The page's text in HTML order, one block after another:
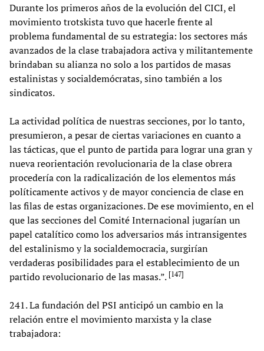
Durante los primeros años de la evolución del CICI, el
movimiento trotskista tuvo que hacerle frente al
problema fundamental de su estrategia: los sectores más
avanzados de la clase trabajadora activa y militantemente
brindaban su alianza no solo a los partidos de masas
estalinistas y socialdemócratas, sino también a los
sindicatos.
La actividad política de nuestras secciones, por lo tanto,
presumieron, a pesar de ciertas variaciones en cuanto a
las tácticas, que el punto de partida para lograr una gran y
nueva reorientación revolucionaria de la clase obrera
procedería con la radicalización de los elementos más
políticamente activos y de mayor conciencia de clase en
las filas de estas organizaciones. De ese movimiento, en el
que las secciones del Comité Internacional jugarían un
papel catalítico como los adversarios más intransigentes
del estalinismo y la socialdemocracia, surgirían
verdaderas posibilidades para el establecimiento de un
partido revolucionario de las masas.”. [147]
241. La fundación del PSI anticipó un cambio en la
relación entre el movimiento marxista y la clase
trabajadora: